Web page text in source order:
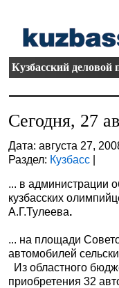
Кузбасский деловой
Сегодня, 27
Дата: августа 27,
Раздел: Кузбасс |
... в администрации
кузбасских
А.Г.Тулеева.
... на площади
автомобилей
Из областного
приобретения 32